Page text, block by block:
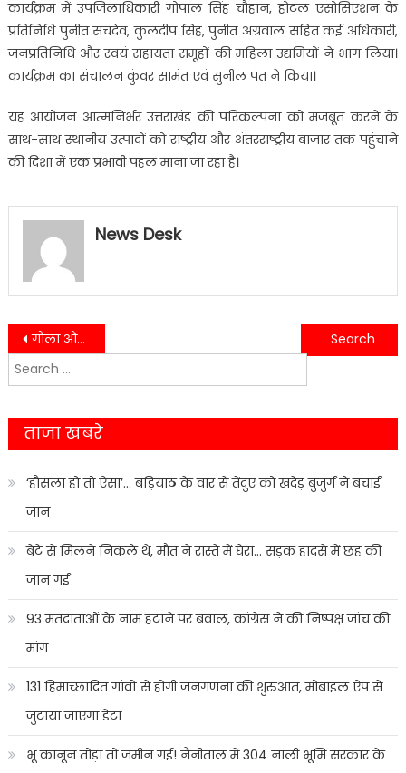
कार्यक्रम में उपजिलाधिकारी गोपाल सिंह चौहान, होटल एसोसिएशन के
प्रतिनिधि पुनीत सचदेव, कुलदीप सिंह, पुनीत अग्रवाल सहित कई अधिकारी,
जनप्रतिनिधि और स्वयं सहायता समूहों की महिला उद्यमियों ने भाग लिया।
कार्यक्रम का संचालन कुंवर सामंत एवं सुनील पंत ने किया।
यह आयोजन आत्मनिर्भर उत्तराखंड की परिकल्पना को मजबूत करने के
साथ-साथ स्थानीय उत्पादों को राष्ट्रीय और अंतरराष्ट्रीय बाजार तक पहुंचाने
की दिशा में एक प्रभावी पहल माना जा रहा है।
News Desk
Post
navigation
गौला और नंधौर नदी के कटाव पर भी हुई चर्चा, ड्रेजिंग के लिए जल्द धनराशि जारी करने के निर्देश
कालाढूंगी में संदिग्ध युवक को रोकने पर खुला नशा तस्करी का राज, स्मैक के साथ गिरफ्तार
Search
for:
ताजा खबरे
‘हौसला हो तो ऐसा’… बड़ियाठ के वार से तेंदुए को खदेड़ बुजुर्ग ने बचाई
जान
बेटे से मिलने निकले थे, मौत ने रास्ते में घेरा… सड़क हादसे में छह की
जान गई
93 मतदाताओं के नाम हटाने पर बवाल, कांग्रेस ने की निष्पक्ष जांच की
मांग
131 हिमाच्छादित गांवों से होगी जनगणना की शुरुआत, मोबाइल ऐप से
जुटाया जाएगा डेटा
भू कानून तोड़ा तो जमीन गई! नैनीताल में 304 नाली भूमि सरकार के